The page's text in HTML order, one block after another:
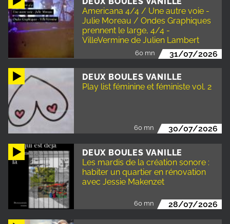
Americana 4/4 / Une autre voie -
Julie Moreau / Ondes Graphiques
prennent le large, 4/4 -
VilleVermine de Julien Lambert
60 mn 31/07/2026
DEUX BOULES VANILLE
Play list féminine et féministe vol. 2
60 mn 30/07/2026
DEUX BOULES VANILLE
Les mardis de la création sonore :
habiter un quartier en rénovation
avec Jessie Makenzet
60 mn 28/07/2026